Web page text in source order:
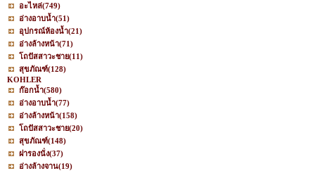
อะไหล่(749)
อ่างอาบน้ำ(51)
อุปกรณ์ห้องน้ำ(21)
อ่างล้างหน้า(71)
โถปัสสาวะชาย(11)
สุขภัณฑ์(128)
KOHLER
ก๊อกน้ำ(580)
อ่างอาบน้ำ(77)
อ่างล้างหน้า(158)
โถปัสสาวะชาย(20)
สุขภัณฑ์(148)
ฝารองนั่ง(37)
อ่างล้างจาน(19)